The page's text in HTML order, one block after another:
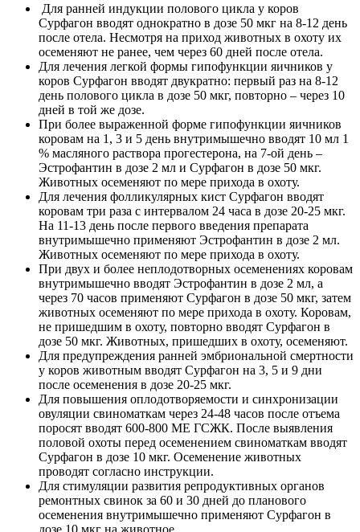
Для ранней индукции полового цикла у коров
Сурфагон вводят однократно в дозе 50 мкг на 8-12 день
после отела. Несмотря на приход животных в охоту их
осеменяют не ранее, чем через 60 дней после отела.
Для лечения легкой формы гипофункции яичников у
коров Сурфагон вводят двукратно: первый раз на 8-12
день полового цикла в дозе 50 мкг, повторно – через 10
дней в той же дозе.
При более выраженной форме гипофункции яичников
коровам на 1, 3 и 5 день внутримышечно вводят 10 мл 1
% масляного раствора прогестерона, на 7-ой день –
Эстрофантин в дозе 2 мл и Сурфагон в дозе 50 мкг.
Животных осеменяют по мере прихода в охоту.
Для лечения фолликулярных кист Сурфагон вводят
коровам три раза с интервалом 24 часа в дозе 20-25 мкг.
На 11-13 день после первого введения препарата
внутримышечно применяют Эстрофантин в дозе 2 мл.
Животных осеменяют по мере прихода в охоту.
При двух и более неплодотворных осеменениях коровам
внутримышечно вводят Эстрофантин в дозе 2 мл, а
через 70 часов применяют Сурфагон в дозе 50 мкг, затем
животных осеменяют по мере прихода в охоту. Коровам,
не пришедшим в охоту, повторно вводят Сурфагон в
дозе 50 мкг. Животных, пришедших в охоту, осеменяют.
Для предупреждения ранней эмбриональной смертности
у коров животным вводят Сурфагон на 3, 5 и 9 дни
после осеменения в дозе 20-25 мкг.
Для повышения оплодотворяемости и синхронизации
овуляции свиноматкам через 24-48 часов после отъема
поросят вводят 600-800 МЕ ГСЖК. После выявления
половой охоты перед осеменением свиноматкам вводят
Сурфагон в дозе 10 мкг. Осеменение животных
проводят согласно инструкции.
Для стимуляции развития репродуктивных органов
ремонтных свинок за 60 и 30 дней до планового
осеменения внутримышечно применяют Сурфагон в
дозе 10 мкг на животное.